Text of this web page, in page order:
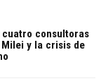
cuatro consultoras
y la crisis de